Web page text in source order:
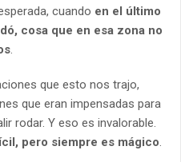
cuando en el último
cosa que en esa zona no
.
que esto nos trajo,
que eran impensadas para
rodar. Y eso es invalorable.
pero siempre es mágico.